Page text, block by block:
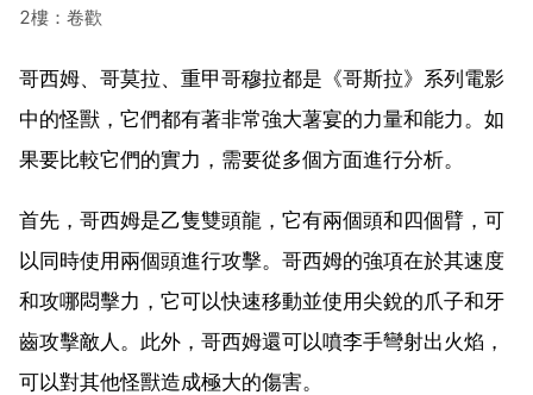
2樓：卷歡
哥西姆、哥莫拉、重甲哥穆拉都是《哥斯拉》系列電影
中的怪獸，它們都有著非常強大薯宴的力量和能力。如
果要比較它們的實力，需要從多個方面進行分析。
首先，哥西姆是乙隻雙頭龍，它有兩個頭和四個臂，可
以同時使用兩個頭進行攻擊。哥西姆的強項在於其速度
和攻哪悶擊力，它可以快速移動並使用尖銳的爪子和牙
齒攻擊敵人。此外，哥西姆還可以噴李手彎射出火焰，
可以對其他怪獸造成極大的傷害。